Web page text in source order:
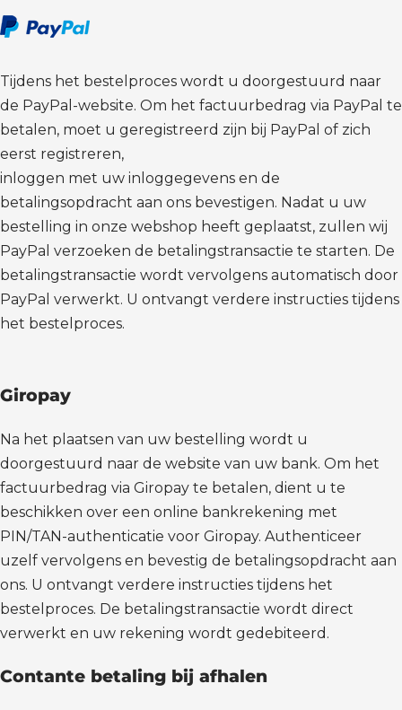
Tijdens het bestelproces wordt u doorgestuurd naar
de PayPal-website. Om het factuurbedrag via PayPal te
betalen, moet u geregistreerd zijn bij PayPal of zich
eerst registreren,
inloggen met uw inloggegevens en de
betalingsopdracht aan ons bevestigen. Nadat u uw
bestelling in onze webshop heeft geplaatst, zullen wij
PayPal verzoeken de betalingstransactie te starten. De
betalingstransactie wordt vervolgens automatisch door
PayPal verwerkt. U ontvangt verdere instructies tijdens
het bestelproces.
Giropay
Na het plaatsen van uw bestelling wordt u
doorgestuurd naar de website van uw bank. Om het
factuurbedrag via Giropay te betalen, dient u te
beschikken over een online bankrekening met
PIN/TAN-authenticatie voor Giropay. Authenticeer
uzelf vervolgens en bevestig de betalingsopdracht aan
ons. U ontvangt verdere instructies tijdens het
bestelproces. De betalingstransactie wordt direct
verwerkt en uw rekening wordt gedebiteerd.
Contante betaling bij afhalen